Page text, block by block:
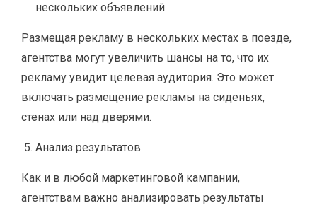
нескольких объявлений
Размещая рекламу в нескольких местах в поезде,
агентства могут увеличить шансы на то, что их
рекламу увидит целевая аудитория. Это может
включать размещение рекламы на сиденьях,
стенах или над дверями.
Анализ результатов
Как и в любой маркетинговой кампании,
агентствам важно анализировать результаты